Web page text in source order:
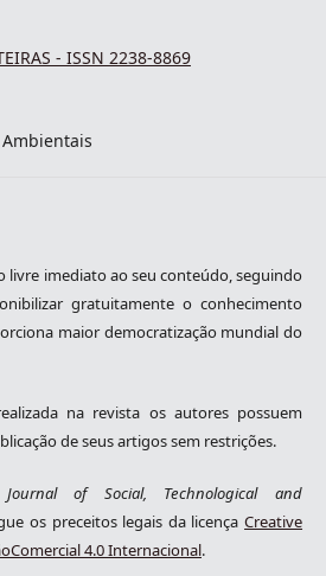
- ISSN 2238-8869
livre imediato ao seu conteúdo, seguindo
gratuitamente o conhecimento
maior democratização mundial do
na revista os autores possuem
de seus artigos sem restrições.
Journal of Social, Technological and
os preceitos legais da licençaCreative
4.0 Internacional.